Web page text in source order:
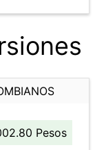
Pesos